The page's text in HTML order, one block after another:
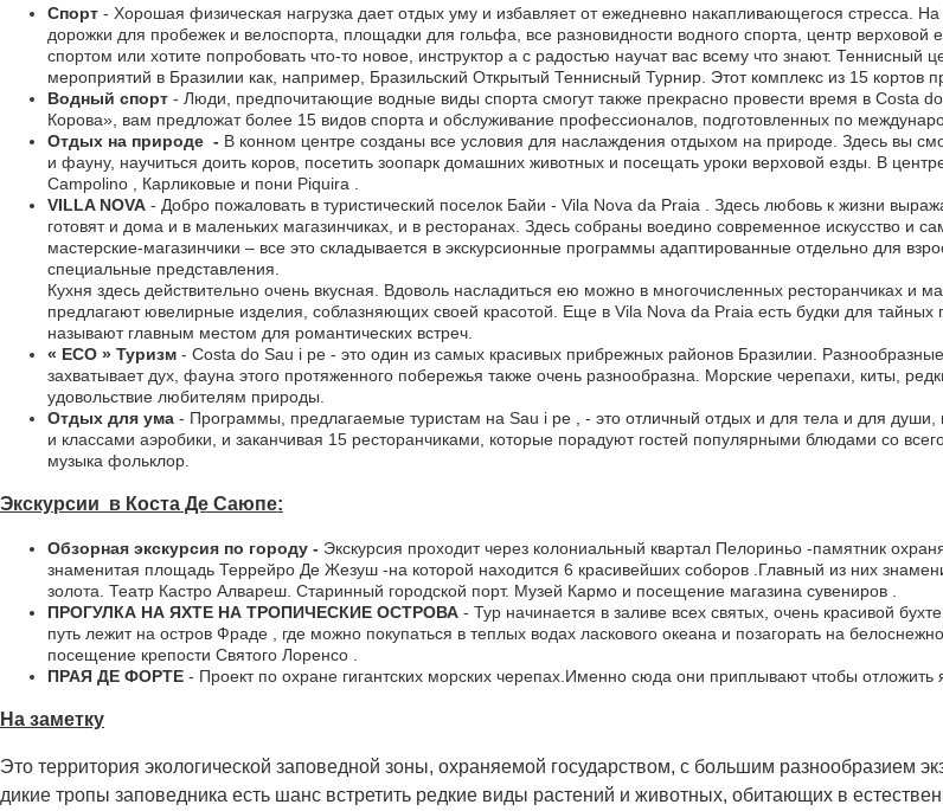
Спорт - Хорошая физическая нагрузка дает отдых уму и избавляет от ежедневно накапливающегося стресса.
дорожки для пробежек и велоспорта, площадки для гольфа, все разновидности водного спорта, центр
спортом или хотите попробовать что-то новое, инструктор a с радостью научат вас всему что знают.
мероприятий в Бразилии как, например, Бразильский Открытый Теннисный Турнир. Этот комплекс из 15 кортов
Водный спорт - Люди, предпочитающие водные виды спорта смогут также прекрасно провести время в Costa
Корова», вам предложат более 15 видов спорта и обслуживание профессионалов, подготовленных по
Отдых на природе - В конном центре созданы все условия для наслаждения отдыхом на природе. Здесь вы
и фауну, научиться доить коров, посетить зоопарк домашних животных и посещать уроки верховой езды. В
Campolino , Карликовые и пони Piquira .
VILLA NOVA - Добро пожаловать в туристический поселок Байи - Vila Nova da Praia . Здесь любовь к жизни
готовят и дома и в маленьких магазинчиках, и в ресторанах. Здесь собраны воедино современное искусство
мастерские-магазинчики – все это складывается в экскурсионные программы адаптированные отдельно для
специальные представления.
Кухня здесь действительно очень вкусная. Вдоволь насладиться ею можно в многочисленных ресторанчиках и
предлагают ювелирные изделия, соблазняющих своей красотой. Еще в Vila Nova da Praia есть будки для тайных
называют главным местом для романтических встреч.
« ECO » Туризм - Costa do Sau i pe - это один из самых красивых прибрежных районов Бразилии.
захватывает дух, фауна этого протяженного побережья также очень разнообразна. Морские черепахи, киты,
удовольствие любителям природы.
Отдых для ума - Программы, предлагаемые туристам на Sau i pe , - это отличный отдых и для тела и для
и классами аэробики, и заканчивая 15 ресторанчиками, которые порадуют гостей популярными блюдами со
музыка фольклор.
Экскурсии в Коста Де Саюпе:
Обзорная экскурсия по городу - Экскурсия проходит через колониальный квартал Пелориньо -памятник
знаменитая площадь Террейро Де Жезуш -на которой находится 6 красивейших соборов .Главный из них
золота. Театр Кастро Алвареш. Старинный городской порт. Музей Кармо и посещение магазина сувениров .
ПРОГУЛКА НА ЯХТЕ НА ТРОПИЧЕСКИЕ ОСТРОВА - Тур начинается в заливе всех святых, очень красивой
путь лежит на остров Фраде , где можно покупаться в теплых водах ласкового океана и позагорать на
посещение крепости Святого Лоренсо .
ПРАЯ ДЕ ФОРТЕ - Проект по охране гигантских морских черепах.Именно сюда они приплывают чтобы
На заметку
Это территория экологической заповедной зоны, охраняемой государством, с большим
дикие тропы заповедника есть шанс встретить редкие виды растений и животных, обитающих в